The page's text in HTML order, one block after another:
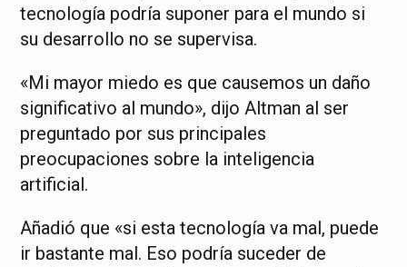
tecnología podría suponer para el mundo si
su desarrollo no se supervisa.
«Mi mayor miedo es que causemos un daño
significativo al mundo», dijo Altman al ser
preguntado por sus principales
preocupaciones sobre la inteligencia
artificial.
Añadió que «si esta tecnología va mal, puede
ir bastante mal. Eso podría suceder de